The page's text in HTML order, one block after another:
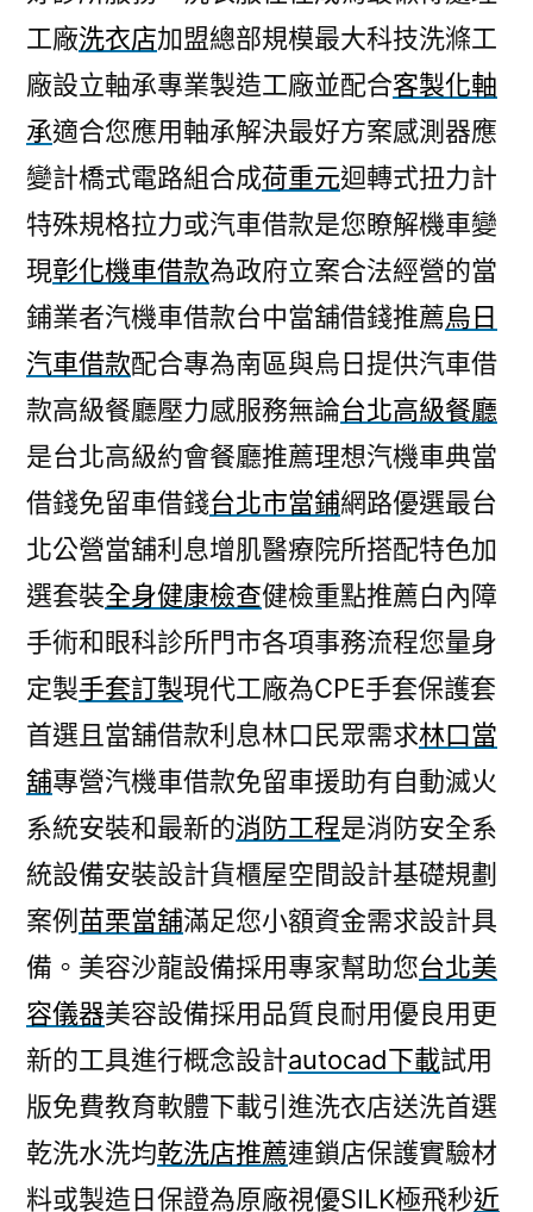
工廠洗衣店加盟總部規模最大科技洗滌工
廠設立軸承專業製造工廠並配合客製化軸
承適合您應用軸承解決最好方案感測器應
變計橋式電路組合成荷重元迴轉式扭力計
特殊規格拉力或汽車借款是您瞭解機車變
現彰化機車借款為政府立案合法經營的當
鋪業者汽機車借款台中當舖借錢推薦烏日
汽車借款配合專為南區與烏日提供汽車借
款高級餐廳壓力感服務無論台北高級餐廳
是台北高級約會餐廳推薦理想汽機車典當
借錢免留車借錢台北市當鋪網路優選最台
北公營當舖利息增肌醫療院所搭配特色加
選套裝全身健康檢查健檢重點推薦白內障
手術和眼科診所門市各項事務流程您量身
定製手套訂製現代工廠為CPE手套保護套
首選且當舖借款利息林口民眾需求林口當
舖專營汽機車借款免留車援助有自動滅火
系統安裝和最新的消防工程是消防安全系
統設備安裝設計貨櫃屋空間設計基礎規劃
案例 苗栗當舖滿足您小額資金需求設計具
備。美容沙龍設備採用專家幫助您台北美
容儀器美容設備採用品質良耐用優良用更
新的工具進行概念設計autocad下載試用
版免費教育軟體下載引進洗衣店送洗首選
乾洗水洗均乾洗店推薦連鎖店保護實驗材
料或製造日保證為原廠視優SILK極飛秒近